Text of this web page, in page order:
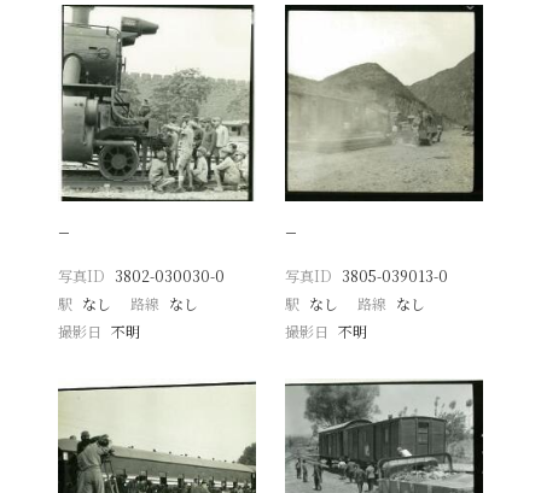
−
写真ID 3802-030030-0
駅 なし 路線 なし
撮影日
不明
−
写真ID 3805-039013-0
駅 なし 路線 なし
撮影日 不明